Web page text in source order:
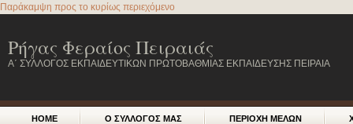
Παράκαμψη προς το κυρίως περιεχόμενο
Ρήγας Φεραίος Πειραιάς
Α΄ ΣΥΛΛΟΓΟΣ ΕΚΠΑΙΔΕΥΤΙΚΩΝ ΠΡΩΤΟΒΑΘΜΙΑΣ ΕΚΠΑΙΔΕΥΣΗΣ ΠΕΙΡΑΙΑ
HOME Ο ΣΥΛΛΟΓΟΣ ΜΑΣ ΠΕΡΙΟΧΗ ΜΕΛΩΝ